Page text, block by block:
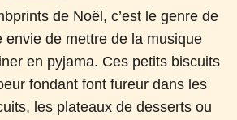
de Noël, c’est le genre de
envie de mettre de la musique
en pyjama. Ces petits biscuits
fondant font fureur dans les
les plateaux de desserts ou